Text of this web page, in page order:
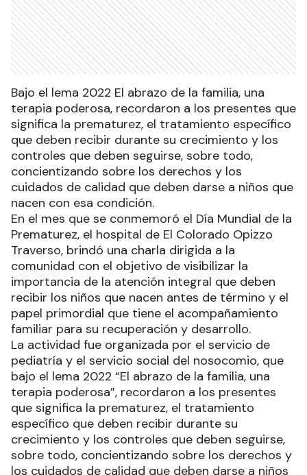
Bajo el lema 2022 El abrazo de la familia, una
terapia poderosa, recordaron a los presentes que
significa la prematurez, el tratamiento específico
que deben recibir durante su crecimiento y los
controles que deben seguirse, sobre todo,
concientizando sobre los derechos y los
cuidados de calidad que deben darse a niños que
nacen con esa condición.
En el mes que se conmemoró el Día Mundial de la
Prematurez, el hospital de El Colorado Opizzo
Traverso, brindó una charla dirigida a la
comunidad con el objetivo de visibilizar la
importancia de la atención integral que deben
recibir los niños que nacen antes de término y el
papel primordial que tiene el acompañamiento
familiar para su recuperación y desarrollo.
La actividad fue organizada por el servicio de
pediatría y el servicio social del nosocomio, que
bajo el lema 2022 “El abrazo de la familia, una
terapia poderosa”, recordaron a los presentes
que significa la prematurez, el tratamiento
específico que deben recibir durante su
crecimiento y los controles que deben seguirse,
sobre todo, concientizando sobre los derechos y
los cuidados de calidad que deben darse a niños